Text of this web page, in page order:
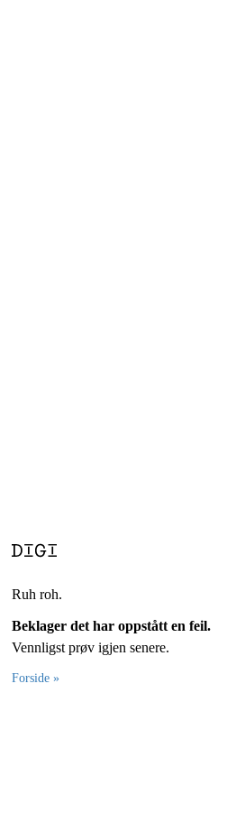
Ruh roh.
Beklager det har oppstått en feil.
Vennligst prøv igjen senere.
Forside »